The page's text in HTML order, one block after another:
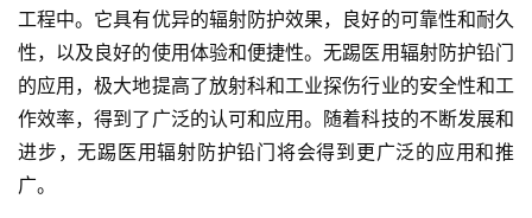
门
套
安
装
工程中。它具有优异的辐射防护效果，良好的可靠性和耐久
性，以及良好的使用体验和便捷性。无踢医用辐射防护铅门
的应用，极大地提高了放射科和工业探伤行业的安全性和工
作效率，得到了广泛的认可和应用。随着科技的不断发展和
进步，无踢医用辐射防护铅门将会得到更广泛的应用和推
广。